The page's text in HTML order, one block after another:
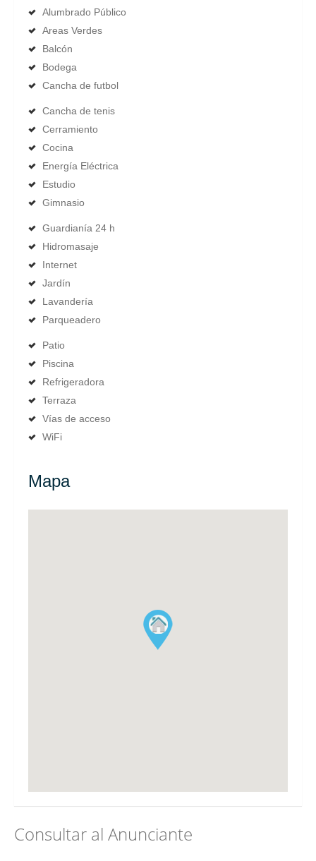
Alumbrado Público
Areas Verdes
Balcón
Bodega
Cancha de futbol
Cancha de tenis
Cerramiento
Cocina
Energía Eléctrica
Estudio
Gimnasio
Guardianía 24 h
Hidromasaje
Internet
Jardín
Lavandería
Parqueadero
Patio
Piscina
Refrigeradora
Terraza
Vías de acceso
WiFi
Mapa
Consultar al Anunciante